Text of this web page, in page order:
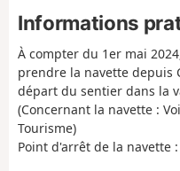
Informations
À compter du 1er mai
prendre la navette depuis
départ du sentier dans la
(Concernant la navette :
Tourisme)
Point d'arrêt de la navette :